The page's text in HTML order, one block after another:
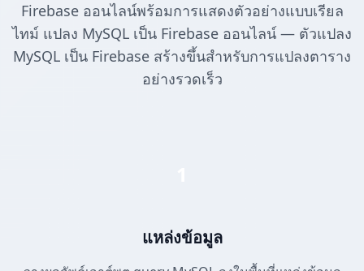
Firebase ออนไลน์พร้อมการแสดงตัวอย่างแบบเรียล
ไทม์ แปลง MySQL เป็น Firebase ออนไลน์ — ตัวแปลง
MySQL เป็น Firebase สร้างขึ้นสำหรับการแปลงตาราง
อย่างรวดเร็ว
แหล่งข้อมูล